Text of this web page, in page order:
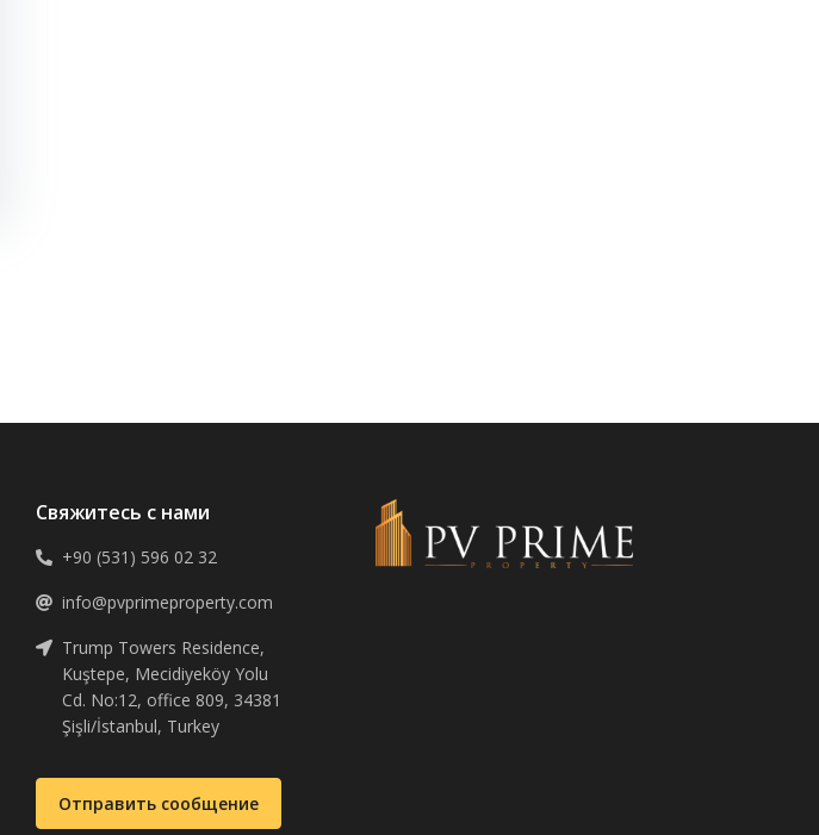
Свяжитесь с нами
+90 (531) 596 02 32
info@pvprimeproperty.com
Trump Towers Residence,
Kuştepe, Mecidiyeköy Yolu
Cd. No:12, office 809, 34381
Şişli/İstanbul, Turkey
Отправить сообщение